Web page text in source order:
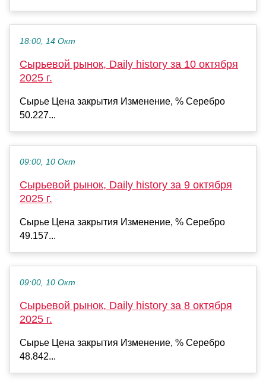
18:00, 14 Окт
Сырьевой рынок, Daily history за 10 октября
2025 г.
Сырье Цена закрытия Изменение, % Серебро
50.227...
09:00, 10 Окт
Сырьевой рынок, Daily history за 9 октября
2025 г.
Сырье Цена закрытия Изменение, % Серебро
49.157...
09:00, 10 Окт
Сырьевой рынок, Daily history за 8 октября
2025 г.
Сырье Цена закрытия Изменение, % Серебро
48.842...